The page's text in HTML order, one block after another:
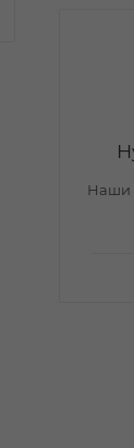
Наши